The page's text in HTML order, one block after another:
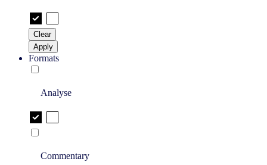
Clear
Apply
Formats
Analyse
Commentary